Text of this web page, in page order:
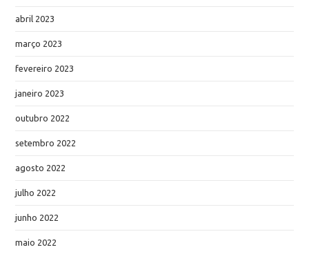
abril 2023
março 2023
fevereiro 2023
janeiro 2023
outubro 2022
setembro 2022
agosto 2022
julho 2022
junho 2022
maio 2022